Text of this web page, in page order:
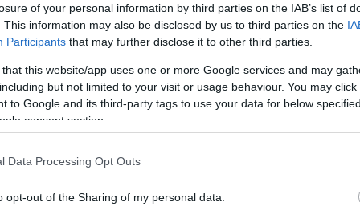
of your personal information by third parties on the IAB’s list of
This information may also be disclosed by us to third parties on the
Participants that may further disclose it to other third parties.
that this website/app uses one or more Google services and may
but not limited to your visit or usage behaviour. You may
to Google and its third-party tags to use your data for below
consent section.
Data Processing Opt Outs
opt-out of the Sharing of my personal data.
με το Πρωτόκολλο της Φλωρεντίας (17/30
1913). Παρέμεινε, οριακά, εκτός του
της Καστάνιανης λειτούργησε για
το 1920, στην εκκλησία της Ζωοδόχου Πηγής
Μια σπάνια φωτογραφία του ναού, που
έχει συμπεριλάβει στο βιβλίο του για
ο πατήρ Διονύσιος Τάτσης. Το Δημόσιο